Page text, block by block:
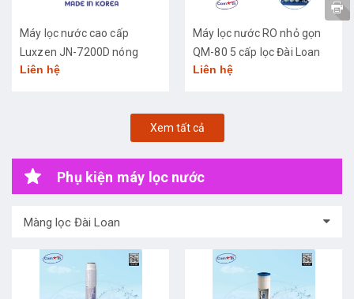
Máy lọc nước cao cấp
Luxzen JN-7200D nóng
lạnh
Liên hệ
Máy lọc nước RO nhỏ gọn
QM-80 5 cấp lọc Đài Loan
Liên hệ
Xem tất cả
Phụ kiện máy lọc nước
Màng lọc Đài Loan